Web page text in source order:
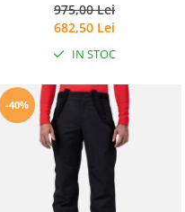
975,00 Lei
682,50 Lei
IN STOC
-40%